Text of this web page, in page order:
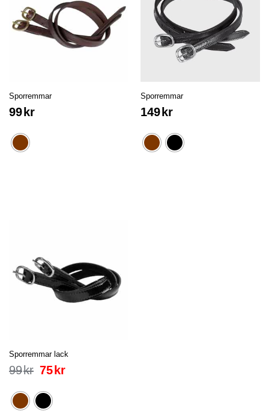
Sporremmar
99 kr
Sporremmar
149 kr
Sporremmar lack
99kr 75 kr